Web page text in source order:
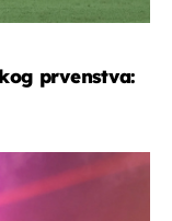
prvenstva: